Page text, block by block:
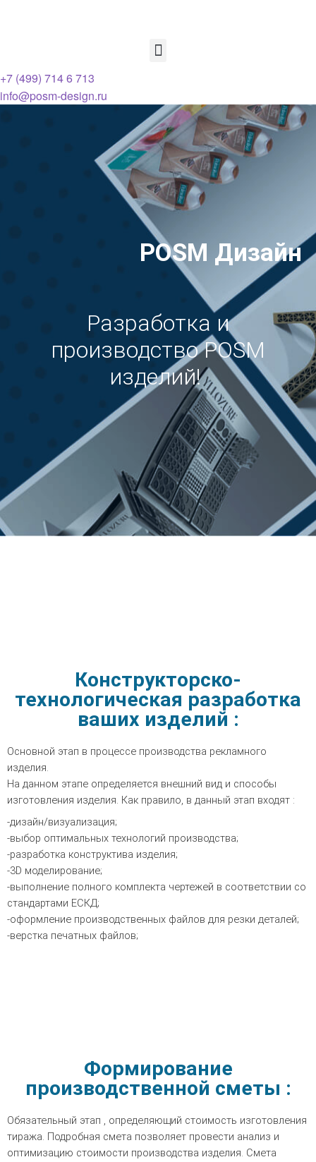
+7 (499) 714 6 713
info@posm-design.ru
POSM Дизайн
Разработка и
производство POSM
изделий!
Конструкторско-
технологическая разработка
ваших изделий :
Основной этап в процессе производства рекламного
изделия.
На данном этапе определяется внешний вид и способы
изготовления изделия. Как правило, в данный этап входят :
-дизайн/визуализация;
-выбор оптимальных технологий производства;
-разработка конструктива изделия;
-3D моделирование;
-выполнение полного комплекта чертежей в соответствии со
стандартами ЕСКД;
-оформление производственных файлов для резки деталей;
-верстка печатных файлов;
Формирование
производственной сметы :
Обязательный этап , определяющий стоимость изготовления
тиража. Подробная смета позволяет провести анализ и
оптимизацию стоимости производства изделия. Смета